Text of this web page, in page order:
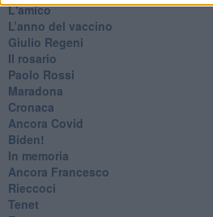
L'amico
​L’anno del vaccino
Giulio Regeni
​Il rosario
Paolo Rossi
Maradona
Cronaca
​Ancora Covid
​Biden!
In memoria
​Ancora Francesco
Rieccoci
Tenet